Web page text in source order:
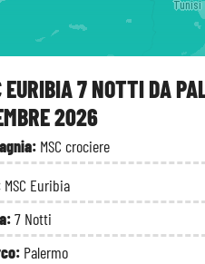
EURIBIA 7 NOTTI DA
2026
MSC crociere
MSC Euribia
7 Notti
Palermo
Tunisi